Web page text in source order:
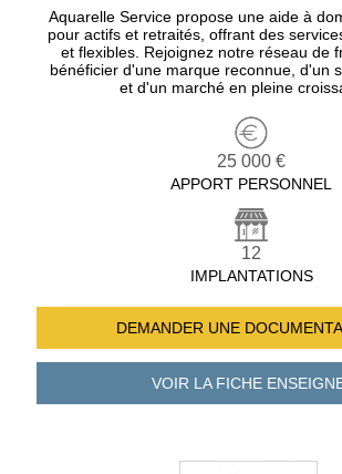
Aquarelle Service propose une aide à
pour actifs et retraités, offrant des
et flexibles. Rejoignez notre réseau de
bénéficier d'une marque reconnue, d'un
et d'un marché en pleine
25 000 €
APPORT PERSONNEL
12
IMPLANTATIONS
DEMANDER UNE
VOIR LA FICHE